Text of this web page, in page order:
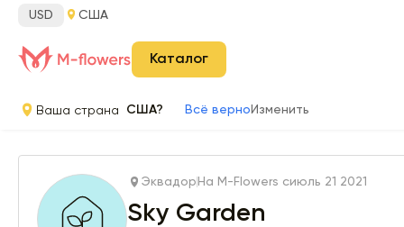
USD США
Каталог
Ваша страна США? Всё верно Изменить
Эквадор На M-Flowers сиюль 21 2021
Sky Garden